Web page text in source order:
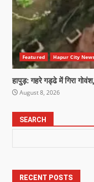
Featured Hapur City
हापुड़: गहरे गड्ढे में गिरा
August 8, 2026
SEARCH
RECENT POSTS